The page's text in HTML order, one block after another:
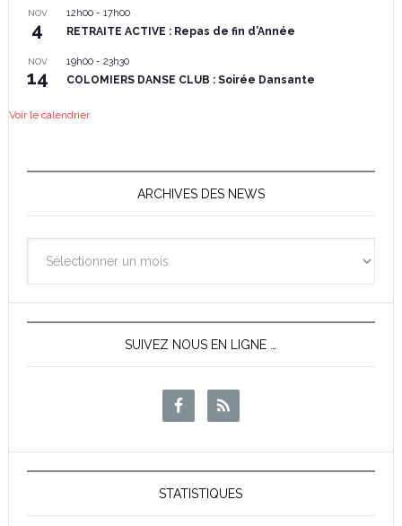
NOV
4
12h00- 17h00
RETRAITE ACTIVE : Repas de fin d’Année
NOV
14
19h00- 23h30
COLOMIERS DANSE CLUB : Soirée Dansante
Voir le calendrier
ARCHIVES DES NEWS
des
News
SUIVEZ NOUS EN LIGNE …
STATISTIQUES